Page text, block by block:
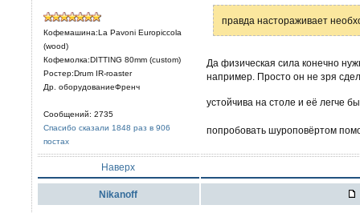
Кофемашина:La Pavoni Europiccola
(wood)
Кофемолка:DITTING 80mm (custom)
Ростер:Drum IR-roaster
Др. оборудованиеФренч
Сообщений: 2735
Спасибо сказали 1848 раз в 906
постах
правда настораживает
Да физическая сила конечно
например. Просто он не зря
устойчива на столе и её легче
попробовать шуроповёртом
Наверх
Nikanoff